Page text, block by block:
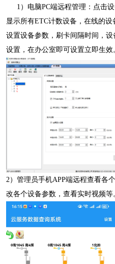
1 ）电脑PC端远程管理：点击
显示所有ETC计数设备，在线的设
设置设备参数，刷卡间隔时间，
设置，在办公室即可设置立即生效
2）管理员手机APP端远程查看各
改各个设备参数，查看实时视频等